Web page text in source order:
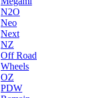
N2O
Neo
Next
NZ
Off Road
Wheels
OZ
PDW